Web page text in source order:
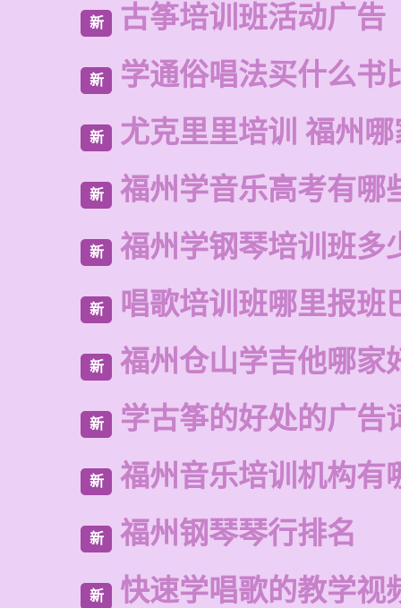
新 古筝培训班活动广告
新 学通俗唱法买什么书
新 尤克里里培训 福州
新 福州学音乐高考有哪
新 福州学钢琴培训班多
新 唱歌培训班哪里报班
新 福州仓山学吉他哪家
新 学古筝的好处的广告
新 福州音乐培训机构有
新 福州钢琴琴行排名
新 快速学唱歌的教学视